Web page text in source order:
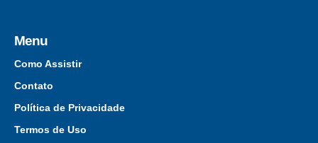
Menu
Como Assistir
Contato
Política de Privacidade
Termos de Uso